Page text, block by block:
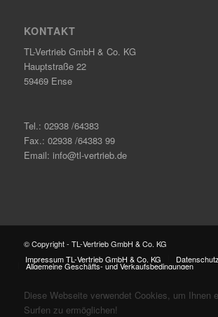
KONTAKT
TL-Vertrieb GmbH & Co. KG
Hauptstraße 22
59469 Ense
Tel.: 02938 /64383
Fax.: 02938 /64383 99
Email: info@tl-vertrieb.de
© Copyright - TL-Vertrieb GmbH & Co. KG
Impressum TL-Vertrieb GmbH & Co. KG
Allgemeine Geschäfts- und Verkaufsbedingungen
Diese Webseite verwendet Cookies, um Ihnen
Surfen zu ermöglichen!